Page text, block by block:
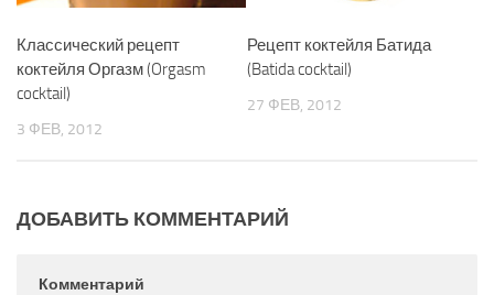
Классический рецепт
коктейля Оргазм (Orgasm
cocktail)
3 ФЕВ, 2012
Рецепт коктейля Батида
(Batida cocktail)
27 ФЕВ, 2012
ДОБАВИТЬ КОММЕНТАРИЙ
Комментарий